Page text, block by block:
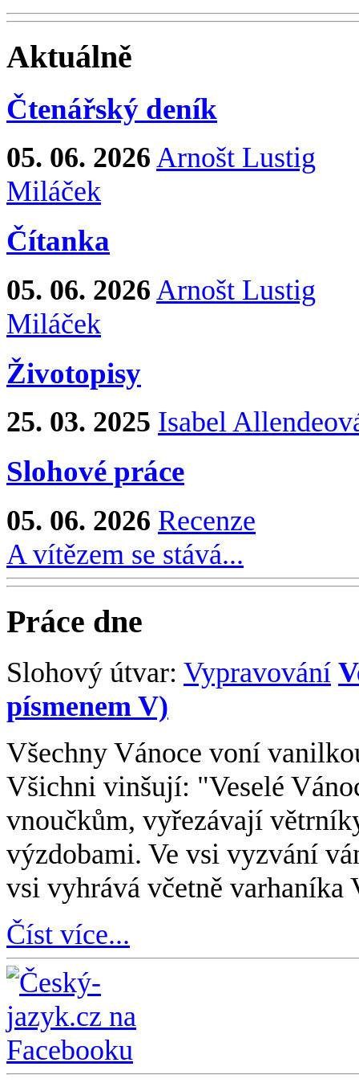
Aktuálně
Čtenářský deník
05. 06. 2026 Arnošt Lustig
Miláček
Čítanka
05. 06. 2026 Arnošt Lustig
Miláček
Životopisy
25. 03. 2025 Isabel
Slohové práce
05. 06. 2026 Recenze
A vítězem se stává...
Práce dne
Slohový útvar: Vypravování
písmenem V)
Všechny Vánoce voní
Všichni vinšují: "Veselé
vnoučkům, vyřezávají
výzdobami. Ve vsi vyzvání
vsi vyhrává včetně varhaníka
Číst více...